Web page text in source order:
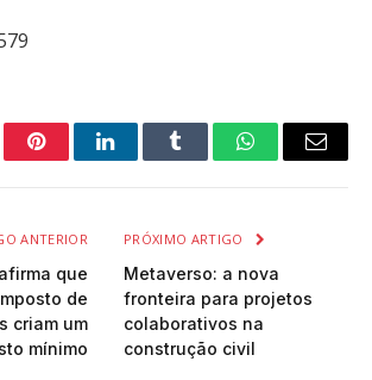
PinterestLinkedInTumblr WhatsAppEmail
ANTERIOR
que
de
criam um
mínimo
PRÓXIMO ARTIGO
Metaverso: a nova
fronteira para projetos
colaborativos na
construção civil